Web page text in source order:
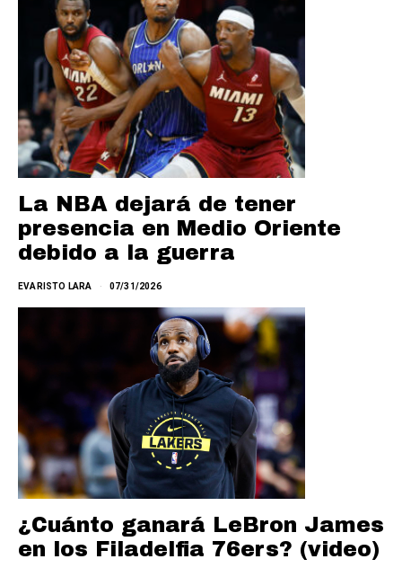
La NBA dejará de tener
presencia en Medio Oriente
debido a la guerra
EVARISTO LARA 07/31/2026
¿Cuánto ganará LeBron James
en los Filadelfia 76ers? (video)